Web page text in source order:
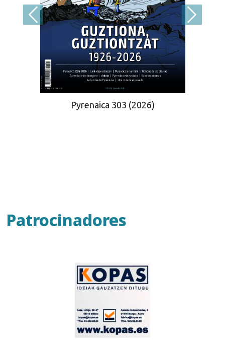
Pyrenaica 303 (2026)
Patrocinadores